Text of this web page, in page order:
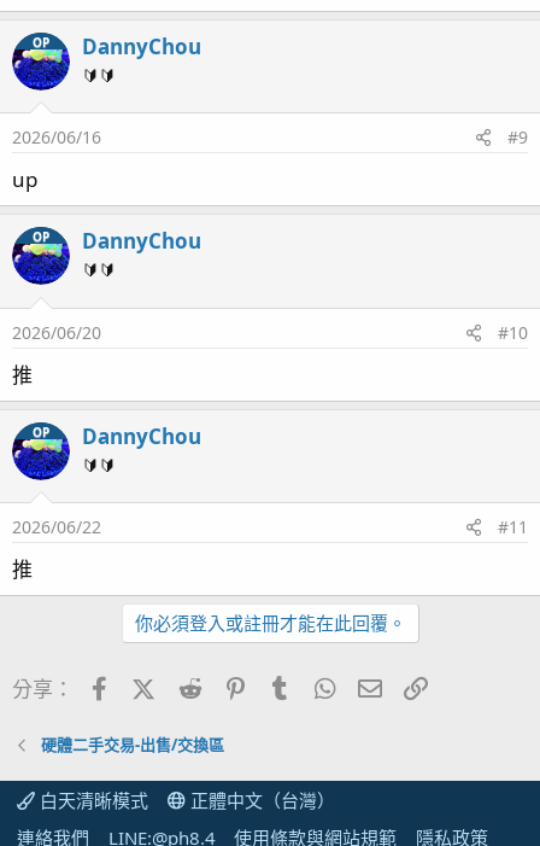
OP DannyChou
🔰🔰
2026/06/16 #9
up
OP DannyChou
🔰🔰
2026/06/20 #10
推
OP DannyChou
🔰🔰
2026/06/22 #11
推
你必須登入或註冊才能在此回覆。
分享： FacebookX (Twitter)
Reddit PinterestTumblrWhatsApp電子郵件
硬體二手交易-出售/交換區
白天清晰模式
正體中文（台灣）
連絡我們
LINE:@ph8.4 使用條款與網站規範 隱私政策